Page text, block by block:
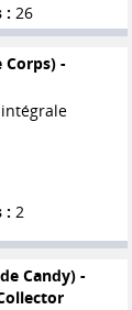
: 26
Corps) -
: 2
Candy) -